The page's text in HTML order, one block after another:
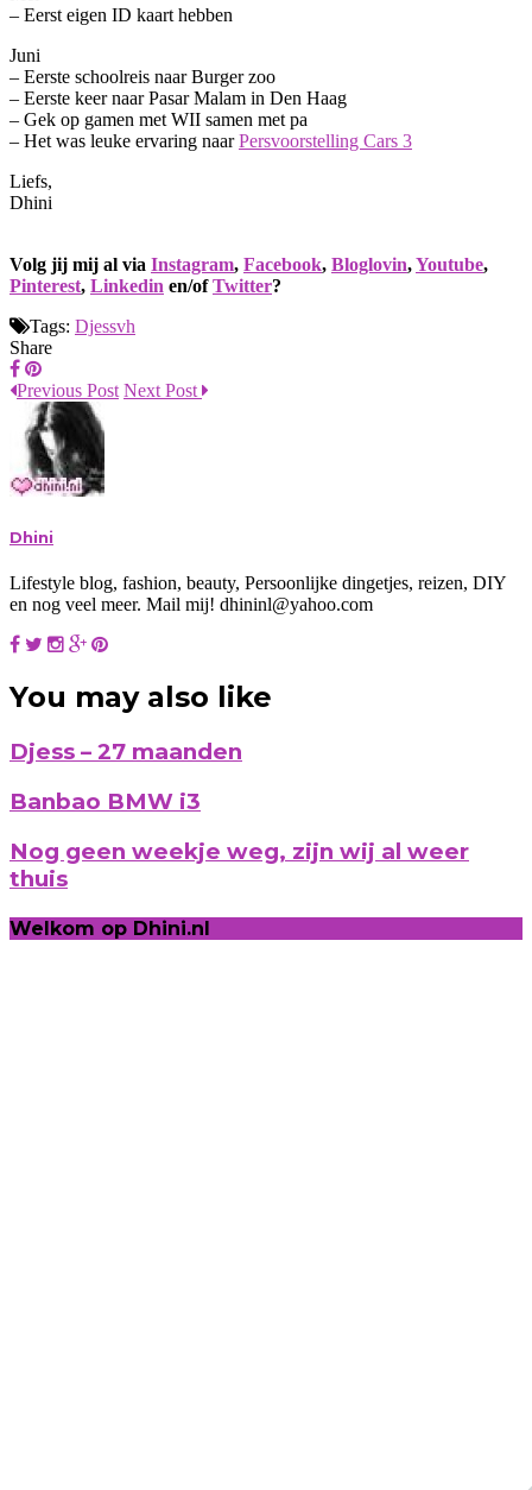
– Eerst eigen ID kaart hebben
Juni
– Eerste schoolreis naar Burger zoo
– Eerste keer naar Pasar Malam in Den Haag
– Gek op gamen met WII samen met pa
– Het was leuke ervaring naarPersvoorstelling Cars 3
Liefs,
Dhini
Volg jij mij al via Instagram, Facebook, Bloglovin,Youtube,
Pinterest, Linkedin en/ofTwitter?
Tags: Djessvh
Share
Previous Post Next Post
Dhini
Lifestyle blog, fashion, beauty, Persoonlijke dingetjes, reizen, DIY
en nog veel meer. Mail mij! dhininl@yahoo.com
You may also like
Djess – 27 maanden
Banbao BMW i3
Nog geen weekje weg, zijn wij al weer
thuis
Welkom op Dhini.nl